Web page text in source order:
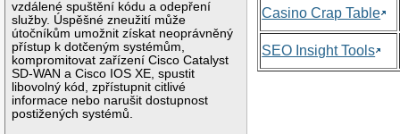
vzdálené spuštění kódu a odepření
služby. Úspěšné zneužití může
útočníkům umožnit získat neoprávněný
přístup k dotčeným systémům,
kompromitovat zařízení Cisco Catalyst
SD-WAN a Cisco IOS XE, spustit
libovolný kód, zpřístupnit citlivé
informace nebo narušit dostupnost
postižených systémů.
Casino Crap Table
SEO Insight Tools